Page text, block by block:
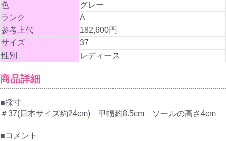
色
グレー
ランク
A
参考上代
182,600円
サイズ
37
性別
レディース
商品詳細
■採寸
＃37(日本サイズ約24cm) 甲幅約8.5cm ソールの高さ4cm
■コメント